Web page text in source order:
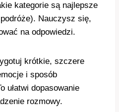
kategorie są najlepsze
Nauczysz się,
na odpowiedzi.
krótkie, szczere
i sposób
ułatwi dopasowanie
rozmowy.